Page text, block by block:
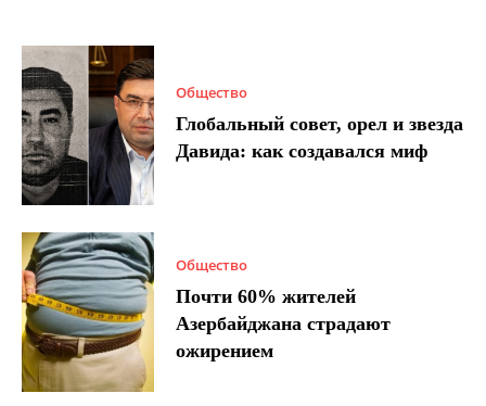
Общество
Глобальный совет, орел и звезда
Давида: как создавался миф
Общество
Почти 60% жителей
Азербайджана страдают
ожирением